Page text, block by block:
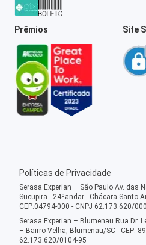
Prêmios Site
Políticas de Privacidade
Serasa Experian – São Paulo Av. das
Sucupira - 24ºandar - Chácara Santo
CEP:04794-000 - CNPJ 62.173.620/
Serasa Experian – Blumenau Rua Dr.
– Bairro Velha, Blumenau/SC - CEP:
62.173.620/0104-95